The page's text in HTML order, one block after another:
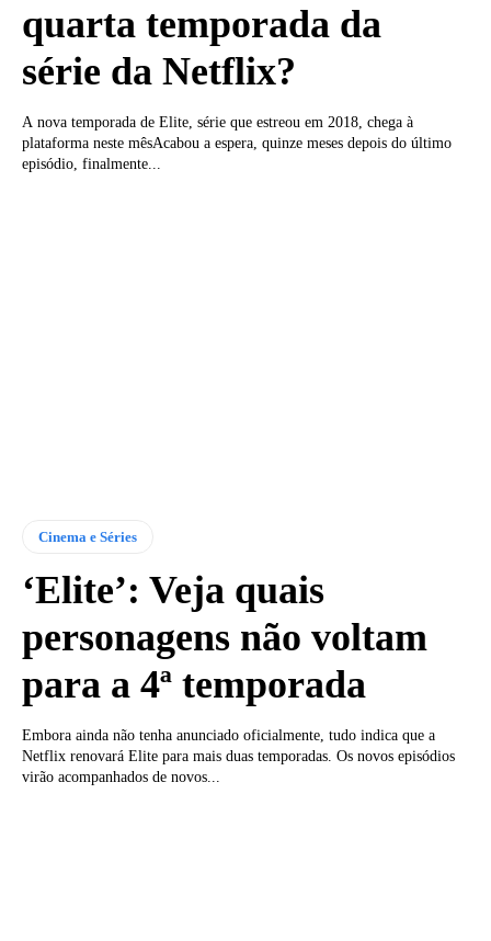
quarta temporada da
série da Netflix?
A nova temporada de Elite, série que estreou em 2018, chega à
plataforma neste mêsAcabou a espera, quinze meses depois do último
episódio, finalmente...
Cinema e Séries
‘Elite’: Veja quais
personagens não voltam
para a 4ª temporada
Embora ainda não tenha anunciado oficialmente, tudo indica que a
Netflix renovará Elite para mais duas temporadas. Os novos episódios
virão acompanhados de novos...